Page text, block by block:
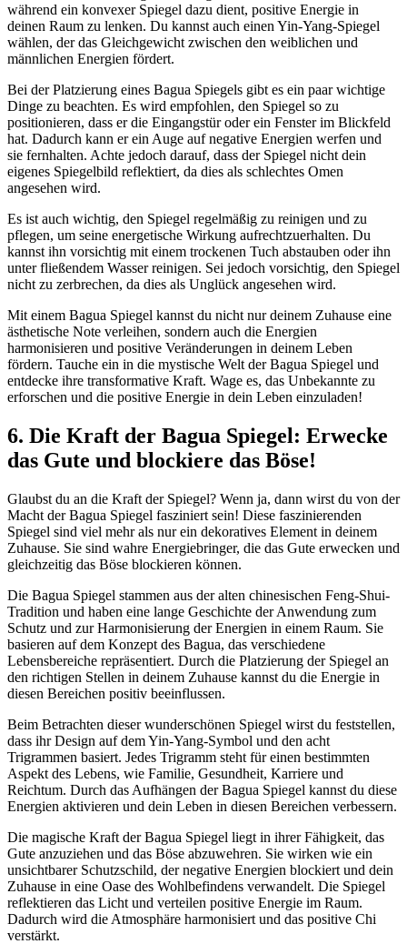
⁣während ein konvexer Spiegel dazu dient,​ positive⁣ Energie ‌in
deinen Raum zu lenken. Du kannst auch einen Yin-Yang-Spiegel
‌wählen, der das Gleichgewicht zwischen den weiblichen und​
männlichen Energien fördert.
Bei der Platzierung ⁤eines Bagua Spiegels‍ gibt es ein paar wichtige
Dinge zu beachten. ​Es wird empfohlen, den Spiegel ⁤so zu
positionieren, dass er die Eingangstür oder ein Fenster im⁢ Blickfeld⁤
hat. Dadurch kann er ein Auge auf negative Energien werfen⁤ und
⁤sie⁢ fernhalten. Achte⁢ jedoch darauf, dass​ der Spiegel ​nicht dein
eigenes Spiegelbild reflektiert, da dies als schlechtes Omen⁤
angesehen‍ wird.
Es ist auch wichtig, den Spiegel regelmäßig zu reinigen und zu
‍pflegen, um seine energetische Wirkung aufrechtzuerhalten. Du
kannst ihn vorsichtig ‌mit ⁤einem ‌trockenen‍ Tuch ⁢abstauben‌ oder ihn
unter fließendem ⁤Wasser ‍reinigen. Sei jedoch vorsichtig, den Spiegel
nicht zu ‌zerbrechen, da dies als Unglück angesehen ‌wird.
Mit einem Bagua Spiegel kannst du​ nicht nur deinem Zuhause eine
ästhetische Note​ verleihen, sondern auch die⁣ Energien
harmonisieren⁢ und ⁤positive ‌Veränderungen⁢ in ⁣deinem Leben
fördern. Tauche ein in die⁤ mystische⁤ Welt der ​Bagua Spiegel und‌
entdecke ihre transformative Kraft. Wage‍ es, ​das Unbekannte zu
erforschen und die⁤ positive Energie⁢ in dein Leben einzuladen!
6.⁤ Die Kraft der⁣ Bagua Spiegel: ​Erwecke
das Gute und⁢ blockiere das Böse!
Glaubst du an die Kraft der Spiegel? Wenn ja, dann wirst⁤ du von der
⁤Macht⁣ der Bagua ⁣Spiegel fasziniert sein! Diese faszinierenden
Spiegel sind viel mehr​ als nur ein dekoratives Element⁣ in deinem
Zuhause. Sie sind wahre Energiebringer, ​die das Gute erwecken und
gleichzeitig ⁢das⁤ Böse blockieren⁢ können.
Die ⁤Bagua‍ Spiegel ⁣stammen aus der alten chinesischen Feng-Shui-
Tradition und haben eine lange Geschichte der⁣ Anwendung zum
Schutz und zur Harmonisierung der Energien in einem Raum. Sie
basieren ⁤auf​ dem Konzept des Bagua, das verschiedene
Lebensbereiche repräsentiert. Durch die Platzierung‍ der‌ Spiegel⁣ an
den richtigen​ Stellen ‌in deinem Zuhause kannst du die Energie in⁢
diesen​ Bereichen positiv⁢ beeinflussen.
Beim Betrachten ⁣dieser ‍wunderschönen Spiegel‌ wirst du ⁣feststellen,‌
dass ihr Design auf dem Yin-Yang-Symbol und den acht
Trigrammen basiert. Jedes Trigramm steht für einen bestimmten⁤
Aspekt des Lebens, wie ​Familie, Gesundheit,​ Karriere und
Reichtum. Durch das ⁤Aufhängen der Bagua Spiegel kannst du diese
⁤Energien aktivieren und dein Leben in diesen Bereichen verbessern.
Die magische Kraft der Bagua Spiegel liegt in ihrer⁣ Fähigkeit, das
⁤Gute anzuziehen und ⁤das Böse abzuwehren. Sie wirken wie⁤ ein
unsichtbarer Schutzschild, der negative Energien blockiert⁤ und dein
Zuhause in ⁤eine ​Oase des⁤ Wohlbefindens verwandelt. Die Spiegel
reflektieren ⁣das Licht und verteilen positive Energie im Raum.
Dadurch wird die Atmosphäre⁤ harmonisiert und das positive Chi
verstärkt.